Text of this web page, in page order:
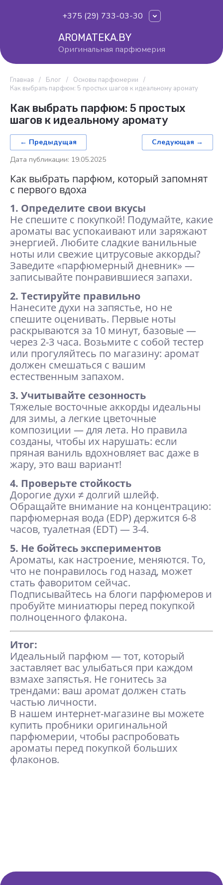
+375 (29) 733-03-30
AROMATEKA.BY
Оригинальная парфюмерия
Главная / Блог / Основы парфюмерии
/
Как выбрать парфюм: 5 простых шагов к идеальному аромату
Как выбрать парфюм: 5 простых
шагов к идеальному аромату
← Предыдущая
Следующая →
Дата публикации: 19.05.2025
Как выбрать парфюм, который запомнят
с первого вдоха
1. Определите свои вкусы
Не спешите с покупкой! Подумайте, какие
ароматы вас успокаивают или заряжают
энергией. Любите сладкие ванильные
ноты или свежие цитрусовые аккорды?
Заведите «парфюмерный дневник» —
записывайте понравившиеся запахи.
2. Тестируйте правильно
Нанесите духи на запястье, но не
спешите оценивать. Первые ноты
раскрываются за 10 минут, базовые —
через 2-3 часа. Возьмите с собой тестер
или прогуляйтесь по магазину: аромат
должен смешаться с вашим
естественным запахом.
3. Учитывайте сезонность
Тяжелые восточные аккорды идеальны
для зимы, а легкие цветочные
композиции — для лета. Но правила
созданы, чтобы их нарушать: если
пряная ваниль вдохновляет вас даже в
жару, это ваш вариант!
4. Проверьте стойкость
Дорогие духи ≠ долгий шлейф.
Обращайте внимание на концентрацию:
парфюмерная вода (EDP) держится 6-8
часов, туалетная (EDT) — 3-4.
5. Не бойтесь экспериментов
Ароматы, как настроение, меняются. То,
что не понравилось год назад, может
стать фаворитом сейчас.
Подписывайтесь на блоги парфюмеров и
пробуйте миниатюры перед покупкой
полноценного флакона.
Итог:
Идеальный парфюм — тот, который
заставляет вас улыбаться при каждом
взмахе запястья. Не гонитесь за
трендами: ваш аромат должен стать
частью личности.
В нашем интернет-магазине вы можете
купить пробники оригинальной
парфюмерии, чтобы распробовать
ароматы перед покупкой больших
флаконов.